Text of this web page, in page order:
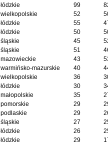
łódzkie 99
wielkopolskie 52
łódzkie 55
łódzkie 50
śląskie 45
śląskie 51
mazowieckie 43
warmińsko-mazurskie 40
wielkopolskie 36
łódzkie 30
małopolskie 35
pomorskie 29
podlaskie 29
śląskie 27
łódzkie 26
łódzkie 29